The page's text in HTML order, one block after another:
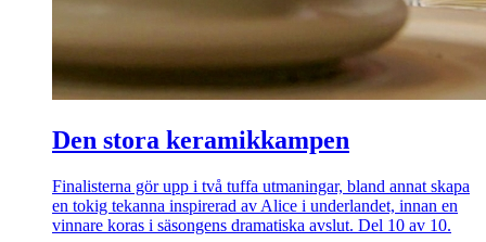
Den stora keramikkampen
Finalisterna gör upp i två tuffa utmaningar, bland annat skapa
en tokig tekanna inspirerad av Alice i underlandet, innan en
vinnare koras i säsongens dramatiska avslut. Del 10 av 10.